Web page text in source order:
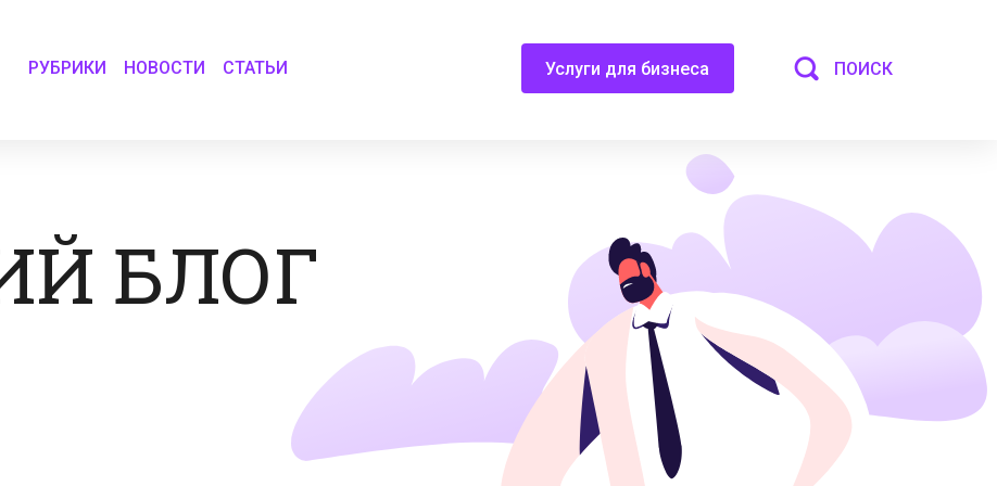
РУБРИКИ НОВОСТИ СТАТЬИ Услуги для бизнеса ПОИСК
БЛОГ